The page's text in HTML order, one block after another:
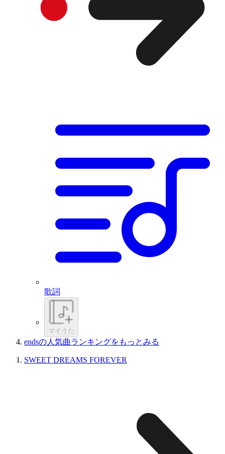
歌詞
マイうた
endsの人気曲ランキングをもっとみる
SWEET DREAMS FOREVER